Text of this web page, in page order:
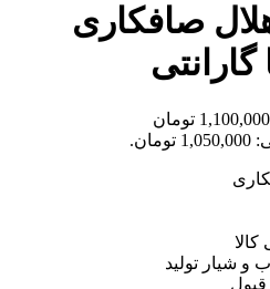
صافکاری
گارانتی
قیمت اصلی: 1,100,000 تومان
و شیار تولید